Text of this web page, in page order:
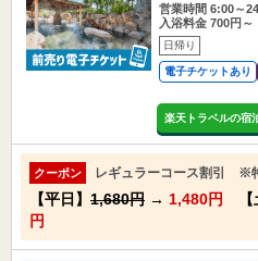
営業時間 6:00～
入浴料金 700円～
日帰り
電子チケットあり
楽天トラベルの宿
クーポン レギュラーコース割引 ※
【平日】 1,680円 → 1,480円 【
円